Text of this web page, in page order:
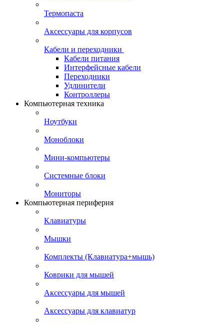
Термопаста
Аксессуары для корпусов
Кабели и переходники
Кабели питания
Интерфейсные кабели
Переходники
Удлинители
Контроллеры
Компьютерная техника
Ноутбуки
Моноблоки
Мини-компьютеры
Системные блоки
Мониторы
Компьютерная периферия
Клавиатуры
Мышки
Комплекты (Клавиатура+мышь)
Коврики для мышей
Аксессуары для мышей
Аксессуары для клавиатур